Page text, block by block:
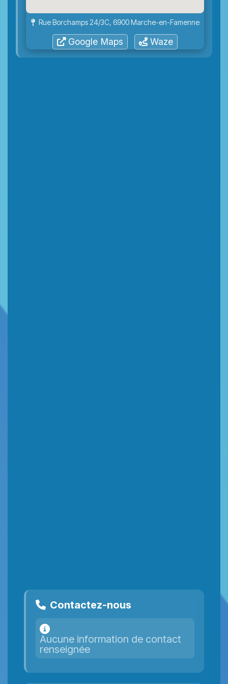
Rue Borchamps 24/3C, 6900 Marche-en-Famenne
Google Maps Waze
Contactez-nous
Aucune information de contact
renseignée